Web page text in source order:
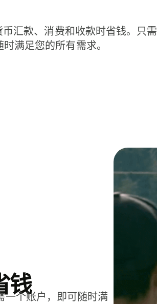
汇款、消费和收款时省钱。只需
满足您的所有需求。
钱
个账户，即可随时满